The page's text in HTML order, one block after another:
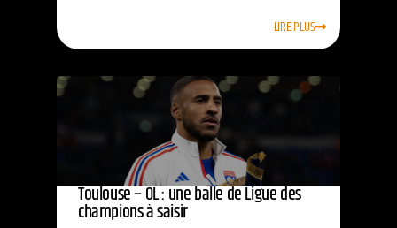
LIRE PLUS
Toulouse – OL : une balle de Ligue des
champions à saisir